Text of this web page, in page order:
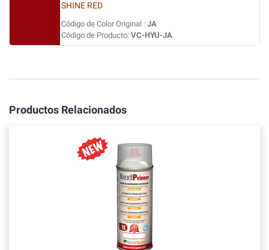
SHINE RED
Código de Color Original : JA
Código de Producto: VC-HYU-JA
Productos Relacionados